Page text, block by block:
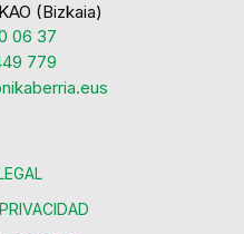
(Bizkaia)
06 37
779